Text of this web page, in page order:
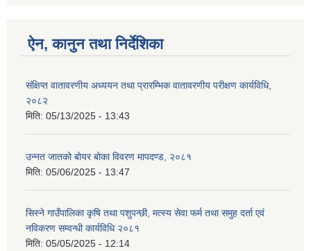
ऐन, कानुन तथा निर्देशिका
संक्षिप्त वातावरणीय अध्ययन तथा प्रारम्भिक वातावरणीय परीक्षण कार्यविधि,
२०८२
मिति: 05/13/2025 - 13:43
उन्नत जातको बोयर बोका विवरण मापदण्ड, २०८१
मिति: 05/06/2025 - 13:47
सिस्ने गाउँपालिका कृषि तथा पशुपन्छी, मत्स्य सेवा फर्म तथा समुह दर्ता एवं
नविकरण सम्वन्धी कार्यविधि २०८१
मिति: 05/05/2025 - 12:14